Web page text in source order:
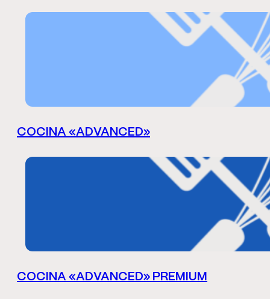
COCINA «ADVANCED»
COCINA «ADVANCED» PREMIUM